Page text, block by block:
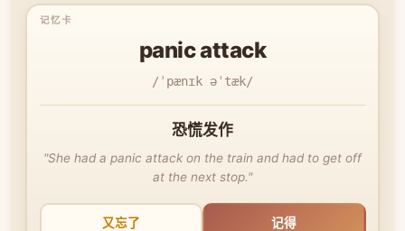
panic attack
/ˈpænɪk əˈtæk/
恐慌发作
"She had a panic attack on the train and had to get off
at the next stop."
又忘了 记得